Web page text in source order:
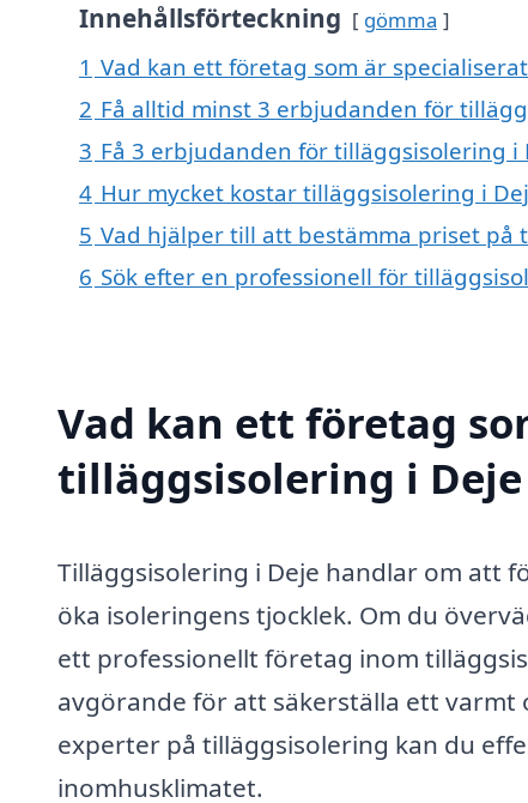
Innehållsförteckning gömma
1 Vad kan ett företag som är
2 Få alltid minst 3 erbjudanden för
3 Få 3 erbjudanden för tilläggsisolering
4 Hur mycket kostar tilläggsisolering i
5 Vad hjälper till att bestämma priset på
6 Sök efter en professionell för
Vad kan ett företag
tilläggsisolering i
Tilläggsisolering i Deje handlar om att
öka isoleringens tjocklek. Om du
ett professionellt företag inom
avgörande för att säkerställa ett varmt
experter på tilläggsisolering kan du
inomhusklimatet.